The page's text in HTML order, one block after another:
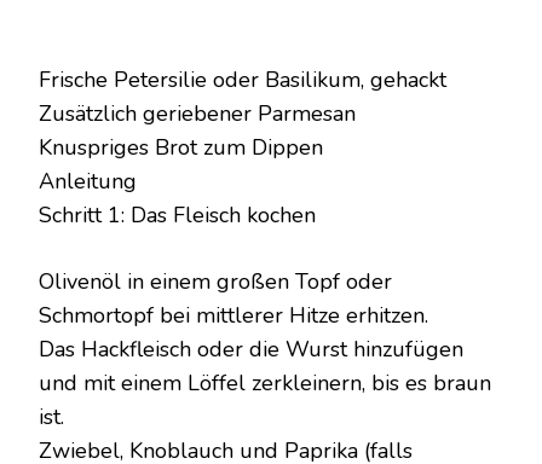
Frische Petersilie oder Basilikum, gehackt
Zusätzlich geriebener Parmesan
Knuspriges Brot zum Dippen
Anleitung
Schritt 1: Das Fleisch kochen
Olivenöl in einem großen Topf oder
Schmortopf bei mittlerer Hitze erhitzen.
Das Hackfleisch oder die Wurst hinzufügen
und mit einem Löffel zerkleinern, bis es braun
ist.
Zwiebel, Knoblauch und Paprika (falls